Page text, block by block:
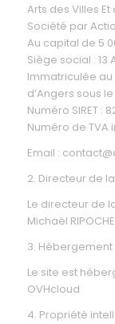
Arts des Villes
Société par
Au capital de 5
Siège social : 13
Immatriculée
d’Angers sous
Numéro SIRET :
Numéro de TVA
Email :
2. Directeur de
Le directeur de
Michaël RIPOCHE
3. Hébergement
Le site est
OVHcloud
4. Propriété